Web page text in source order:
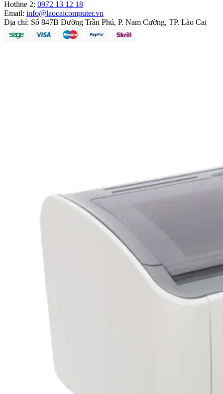
Hotline 2: 0972 13 12 18
Email: info@laocaicomputer.vn
Địa chỉ: Số 847B Đường Trần Phú, P. Nam Cường, TP. Lào Cai